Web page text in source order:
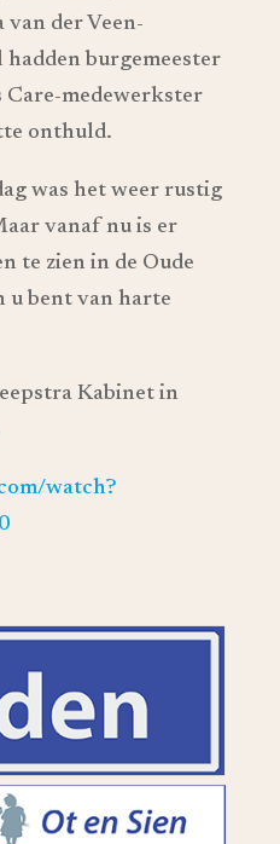
van der Veen-
hadden burgemeester
Care-medewerkster
onthuld.
was het weer rustig
vanaf nu is er
te zien in de Oude
u bent van harte
Kabinet in
watch?